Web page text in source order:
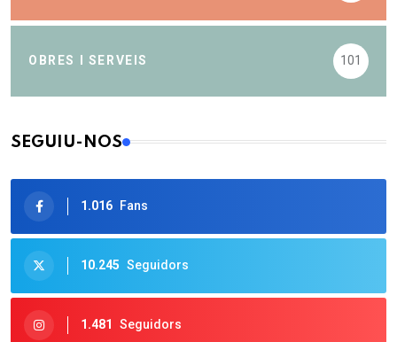
OBRES I SERVEIS 101
SEGUIU-NOS
1.016 Fans
10.245 Seguidors
1.481 Seguidors